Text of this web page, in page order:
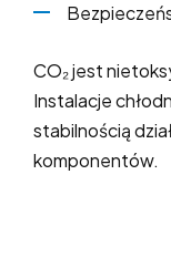
CO₂ jest
Instalacje
stabilnością
komponentów.